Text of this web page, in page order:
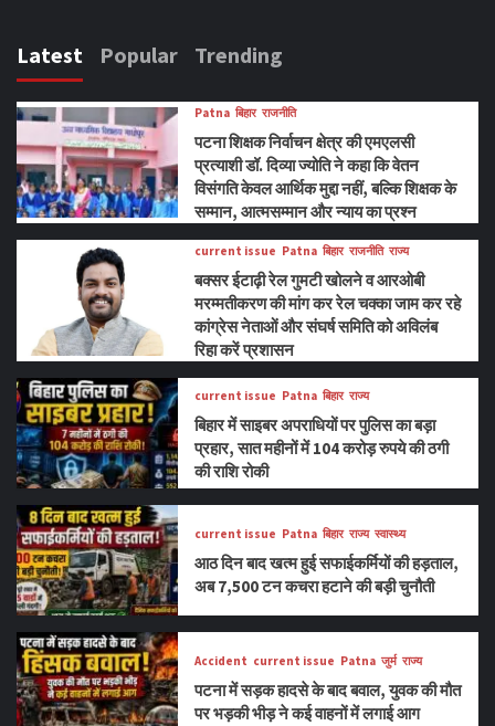
Latest Popular Trending
Patna बिहार राजनीति
पटना शिक्षक निर्वाचन क्षेत्र की एमएलसी
प्रत्याशी डॉ. दिव्या ज्योति ने कहा कि वेतन
विसंगति केवल आर्थिक मुद्दा नहीं, बल्कि शिक्षक के
सम्मान, आत्मसम्मान और न्याय का प्रश्न
current issue Patna बिहार राजनीति राज्य
बक्सर ईटाढ़ी रेल गुमटी खोलने व आरओबी
मरम्मतीकरण की मांग कर रेल चक्का जाम कर रहे
कांग्रेस नेताओं और संघर्ष समिति को अविलंब
रिहा करें प्रशासन
current issue Patna बिहार राज्य
बिहार में साइबर अपराधियों पर पुलिस का बड़ा
प्रहार, सात महीनों में 104 करोड़ रुपये की ठगी
की राशि रोकी
current issue Patna बिहार राज्य स्वास्थ्य
आठ दिन बाद खत्म हुई सफाईकर्मियों की हड़ताल,
अब 7,500 टन कचरा हटाने की बड़ी चुनौती
Accident current issue Patna जुर्म राज्य
पटना में सड़क हादसे के बाद बवाल, युवक की मौत
पर भड़की भीड़ ने कई वाहनों में लगाई आग